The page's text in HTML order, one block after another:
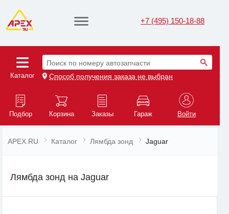
+7 (495) 150-18-88
Каталог
Поиск по номеру автозапчасти
Способ получения заказа не выбран
Подбор Корзина Заказы Гараж Войти
APEX.RU Каталог Лямбда зонд Jaguar
Лямбда зонд на Jaguar